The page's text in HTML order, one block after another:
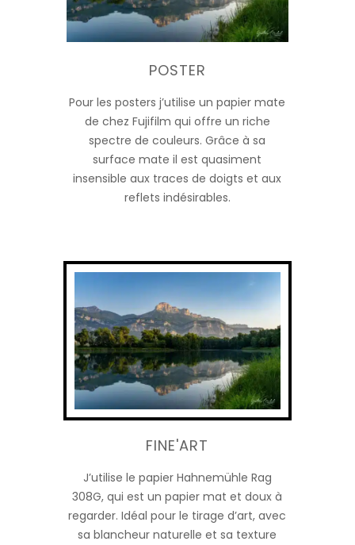
POSTER
Pour les posters j’utilise un papier mate
de chez Fujifilm qui offre un riche
spectre de couleurs. Grâce à sa
surface mate il est quasiment
insensible aux traces de doigts et aux
reflets indésirables.
FINE'ART
J’utilise le papier Hahnemühle Rag
308G, qui est un papier mat et doux à
regarder. Idéal pour le tirage d’art, avec
sa blancheur naturelle et sa texture